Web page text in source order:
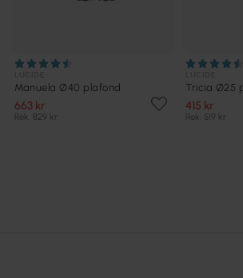
Manuela Ø40 plafond
663 kr
Rek. 829 kr
Tricia Ø25
415 kr
Rek. 519 kr